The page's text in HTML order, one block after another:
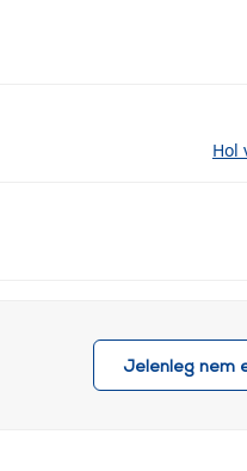
Hol
Jelenleg nem